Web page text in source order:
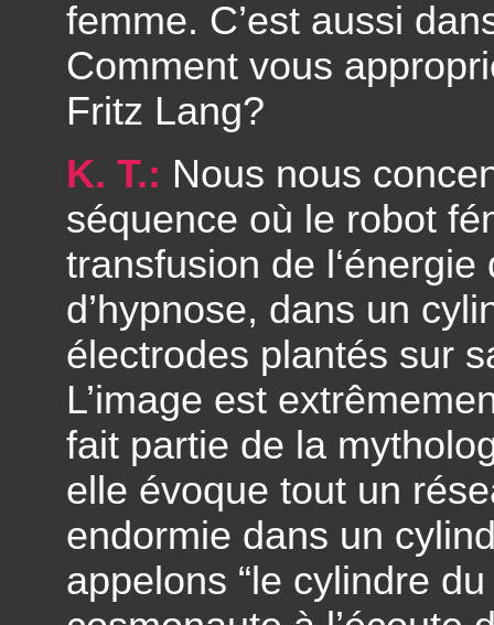
femme. C’est aussi
Comment vous
Fritz Lang?
K. T.: Nous nous
séquence où le robot
transfusion de
d’hypnose, dans un
électrodes plantés sur
L’image est
fait partie de la
elle évoque tout un
endormie dans un
appelons “le cylindre